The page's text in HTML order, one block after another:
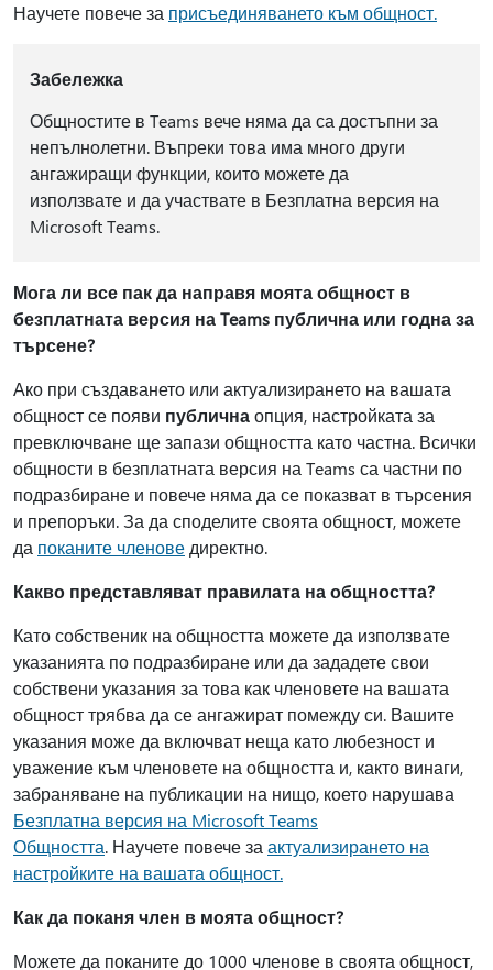
Научете повече за присъединяването към общност.
Забележка
Общностите в Teams вече няма да са достъпни за
непълнолетни. Въпреки това има много други
ангажиращи функции, които можете да
използвате и да участвате в Безплатна версия на
Microsoft Teams.
Мога ли все пак да направя моята общност в
безплатната версия на Teams публична или годна за
търсене?
Ако при създаването или актуализирането на вашата
общност се появи публичнаопция, настройката за
превключване ще запази общността като частна. Всички
общности в безплатната версия на Teams са частни по
подразбиране и повече няма да се показват в търсения
и препоръки. За да споделите своята общност, можете
да поканите членове директно.
Какво представляват правилата на общността?
Като собственик на общността можете да използвате
указанията по подразбиране или да зададете свои
собствени указания за това как членовете на вашата
общност трябва да се ангажират помежду си. Вашите
указания може да включват неща като любезност и
уважение към членовете на общността и, както винаги,
забраняване на публикации на нищо, което нарушава
Безплатна версия на Microsoft Teams
Общността. Научете повече за актуализирането на
настройките на вашата общност.
Как да поканя член в моята общност?
Можете да поканите до 1000 членове в своята общност,